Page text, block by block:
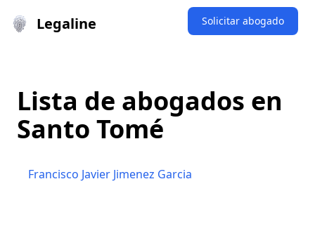
Legaline Solicitar abogado
Lista de abogados en
Santo Tomé
Francisco Javier Jimenez Garcia